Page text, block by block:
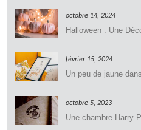
octobre 14, 2024
Halloween : Une
février 15, 2024
Un peu de jaune
octobre 5, 2023
Une chambre Harry